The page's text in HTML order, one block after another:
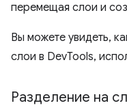
перемещая слои и
Вы можете увидеть,
слои в DevTools,
Разделение на